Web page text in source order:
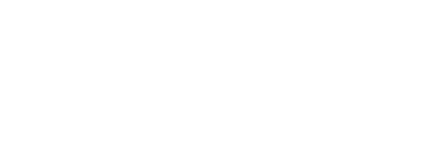
v záhrade lehátka so slnečníkmi.
telefón, chladnička, trezor, set na prípravu kávy a čaju, župan, papuče, balkón. Izby situované na poschodiach v časti Flora wing.
uvedené vybavenie)